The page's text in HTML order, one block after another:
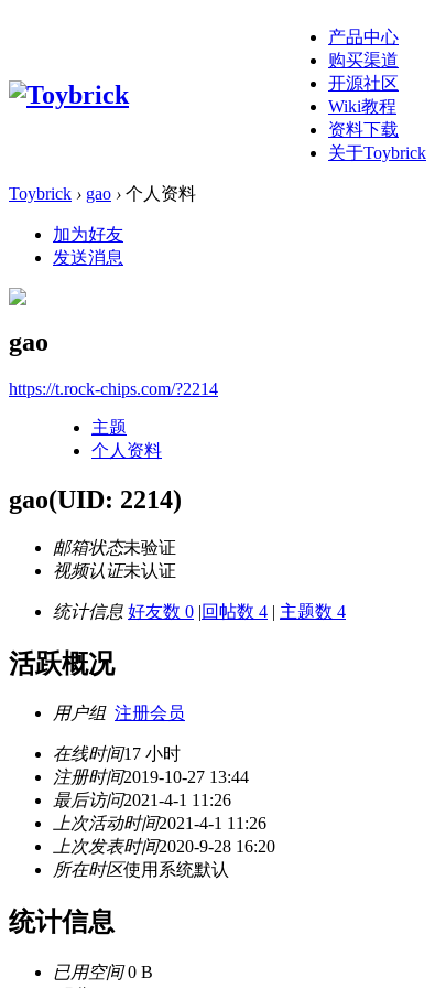
产品中心
购买渠道
开源社区
Wiki教程
资料下载
关于Toybrick
Toybrick › gao › 个人资料
加为好友
发送消息
gao
https://t.rock-chips.com/?2214
主题
个人资料
gao(UID: 2214)
邮箱状态未验证
视频认证未认证
统计信息 好友数 0 |回帖数 4 | 主题数 4
活跃概况
用户组 注册会员
在线时间17 小时
注册时间2019-10-27 13:44
最后访问2021-4-1 11:26
上次活动时间2021-4-1 11:26
上次发表时间2020-9-28 16:20
所在时区使用系统默认
统计信息
已用空间0 B